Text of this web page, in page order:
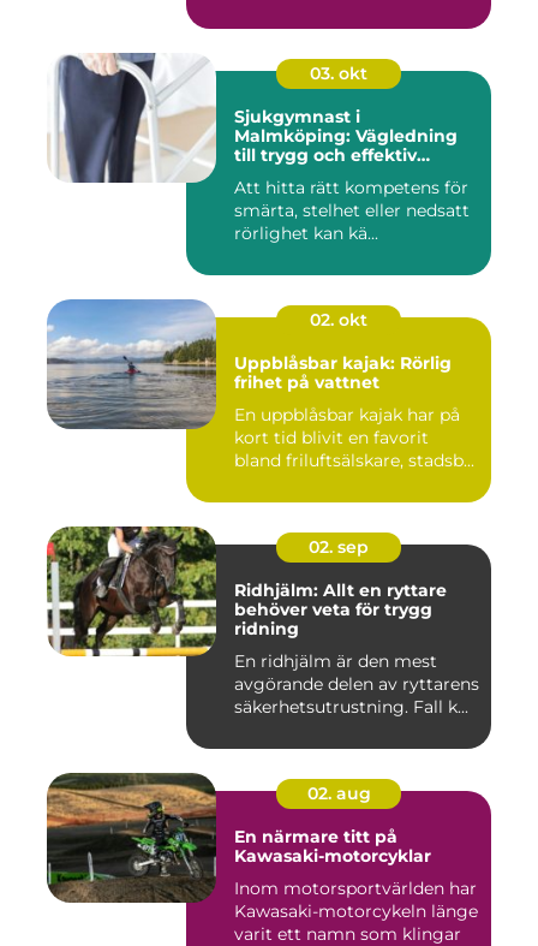
03. okt
Sjukgymnast i
Malmköping: Vägledning
till trygg och effektiv
Att hitta rätt kompetens för
smärta, stelhet eller nedsatt
rörlighet kan kä...
02. okt
Uppblåsbar kajak: Rörlig
frihet på vattnet
En uppblåsbar kajak har på
kort tid blivit en favorit
bland friluftsälskare, stadsb...
02. sep
Ridhjälm: Allt en ryttare
behöver veta för trygg
ridning
En ridhjälm är den mest
avgörande delen av ryttarens
säkerhetsutrustning. Fall k...
02. aug
En närmare titt på
Kawasaki-motorcyklar
Inom motorsportvärlden har
Kawasaki-motorcykeln länge
varit ett namn som klingar